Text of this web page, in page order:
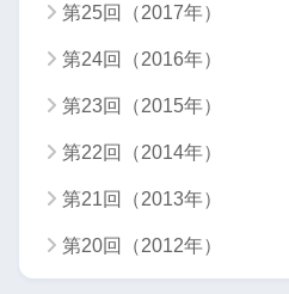
第25回（2017年）
第24回（2016年）
第23回（2015年）
第22回（2014年）
第21回（2013年）
第20回（2012年）